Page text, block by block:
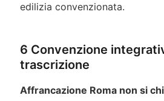
edilizia convenzionata.
6 Convenzione
trascrizione
Affrancazione Roma non si